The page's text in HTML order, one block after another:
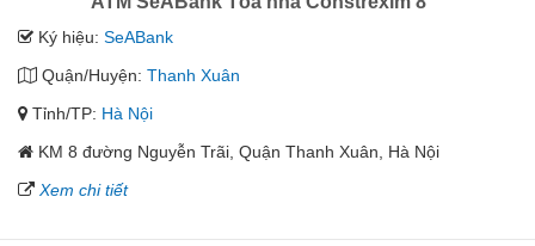
Ký hiệu: SeABank
Quận/Huyện: Thanh Xuân
Tỉnh/TP: Hà Nội
KM 8 đường Nguyễn Trãi, Quận Thanh Xuân, Hà Nội
Xem chi tiết